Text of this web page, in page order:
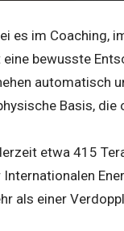
es im Coaching,
bewusste
automatisch
Basis,
etwa 415
als einer